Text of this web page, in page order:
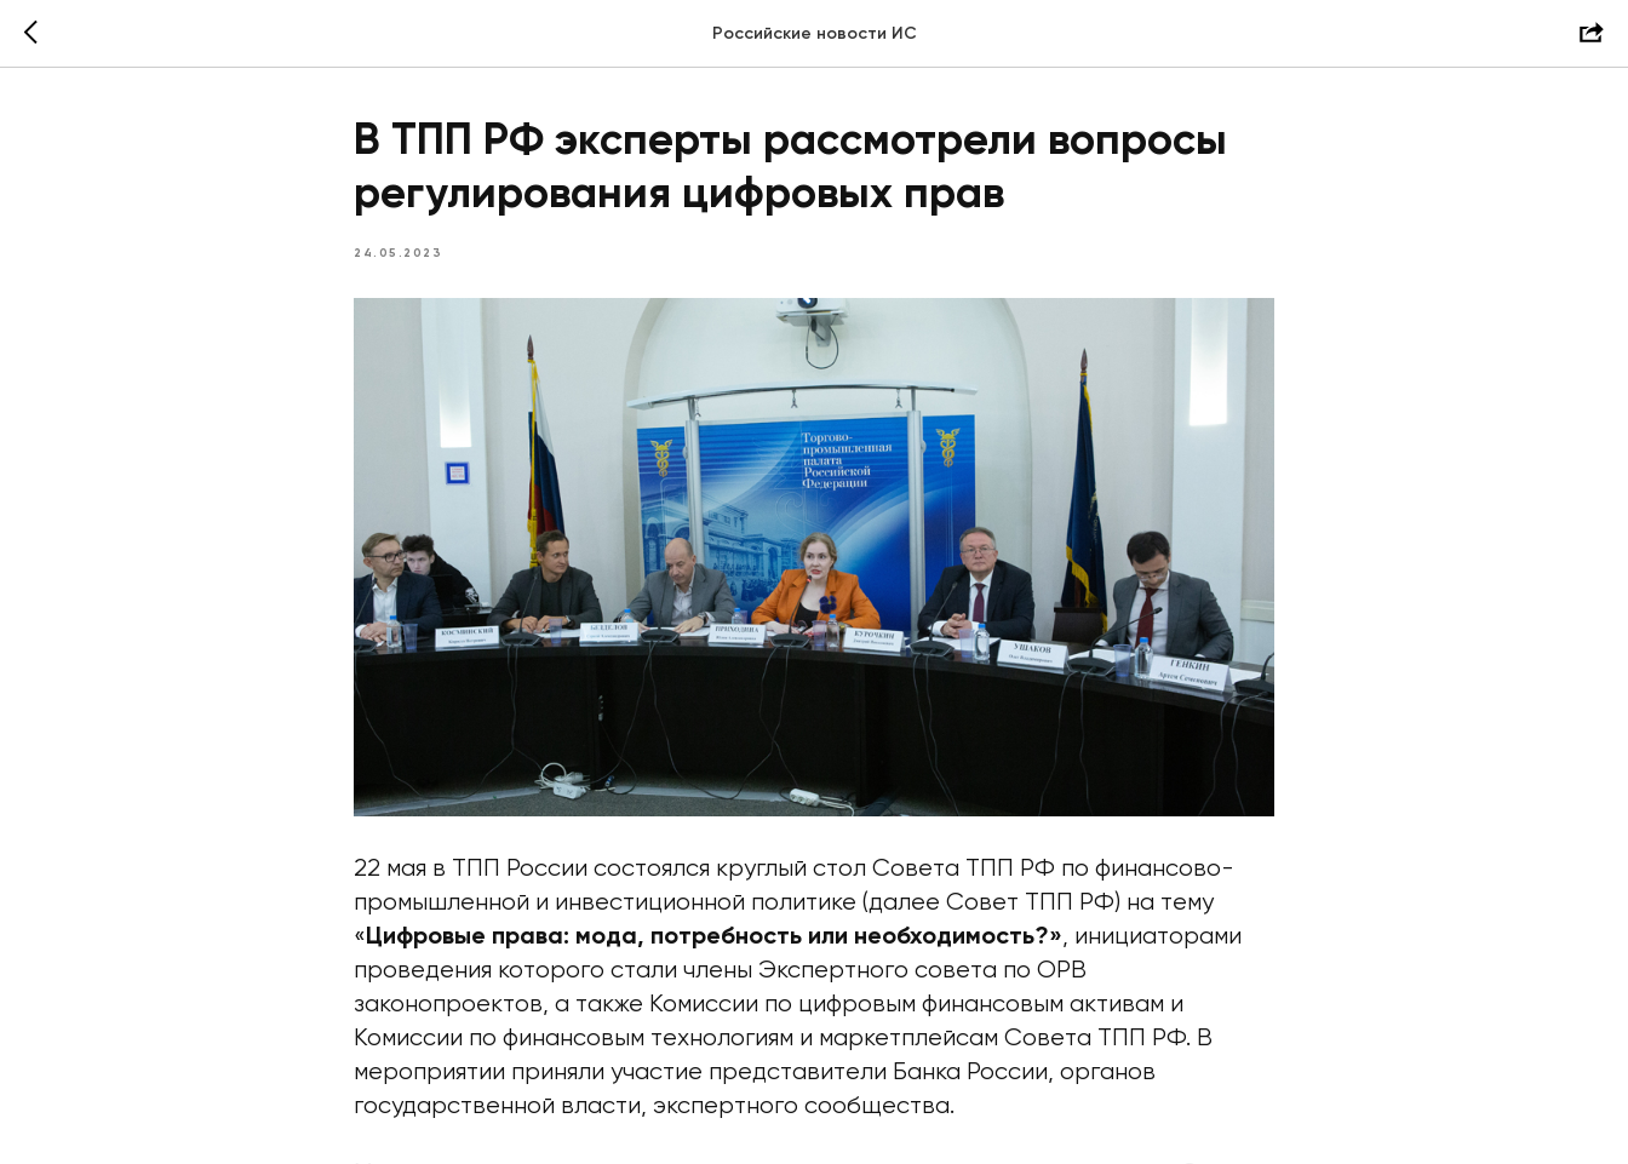
Российские новости ИС
В ТПП РФ эксперты рассмотрели вопросы
регулирования цифровых прав
24.05.2023
22 мая в ТПП России состоялся круглый стол Совета ТПП РФ по финансово-
промышленной и инвестиционной политике (далее Совет ТПП РФ) на тему
« Цифровые права: мода, потребность или необходимость?», инициаторами
проведения которого стали члены Экспертного совета по ОРВ
законопроектов, а также Комиссии по цифровым финансовым активам и
Комиссии по финансовым технологиям и маркетплейсам Совета ТПП РФ. В
мероприятии приняли участие представители Банка России, органов
государственной власти, экспертного сообщества.